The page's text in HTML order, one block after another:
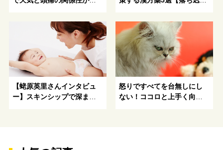
い…。】
【蛯原英里さんインタビュ
ー】スキンシップで深まる
怒りですべてを台無しにし
ない！ココロと上手く向き